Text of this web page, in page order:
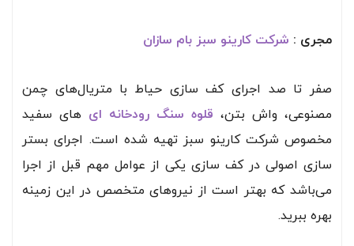
مجری : شرکت کارینو سبز بام سازان
صفر تا صد اجرای کف سازی حیاط با متریال‌های چمن
مصنوعی، واش بتن، قلوه سنگ رودخانه ای های سفید
مخصوص شرکت کارینو سبز تهیه شده است. اجرای بستر
سازی اصولی در کف سازی یکی از عوامل مهم قبل از اجرا
می‌باشد که بهتر است از نیروهای متخصص در این زمینه
بهره ببرید.